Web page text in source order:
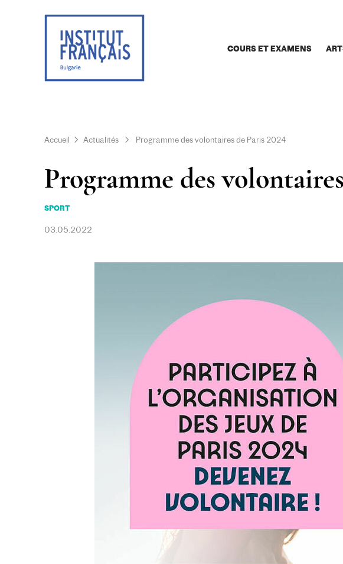
COURS ET EXAMENS
Accueil Actualités Programme des volontaires de Paris 2024
Programme des
SPORT
03.05.2022